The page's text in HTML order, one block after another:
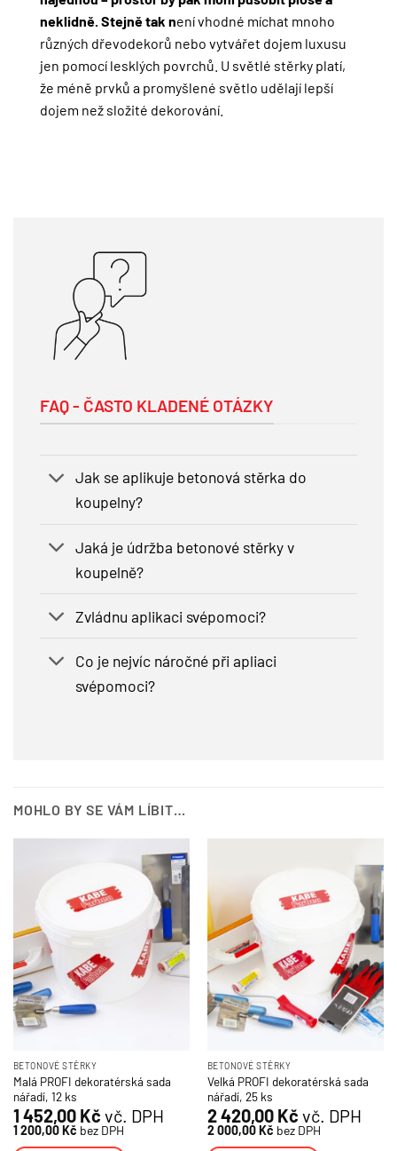
neklidně. Stejně tak není vhodné míchat mnoho
různých dřevodekorů nebo vytvářet dojem luxusu
jen pomocí lesklých povrchů. U světlé stěrky platí,
že méně prvků a promyšlené světlo udělají lepší
dojem než složité dekorování.
FAQ - ČASTO KLADENÉ OTÁZKY
Jak se aplikuje betonová stěrka do
koupelny?
Jaká je údržba betonové stěrky v
koupelně?
Zvládnu aplikaci svépomoci?
Co je nejvíc náročné při apliaci
svépomoci?
MOHLO BY SE VÁM LÍBIT…
BETONOVÉ STĚRKY
Malá PROFI dekoratérská sada
nářadí, 12 ks
1 452,00 Kč vč. DPH
1 200,00Kč bez DPH
BETONOVÉ STĚRKY
Velká PROFI dekoratérská sada
nářadí, 25 ks
2 420,00 Kč vč. DPH
2 000,00Kč bez DPH